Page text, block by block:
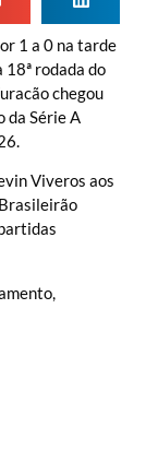
1 a 0 na tarde
18ª rodada do
chegou
da Série A
Viveros aos